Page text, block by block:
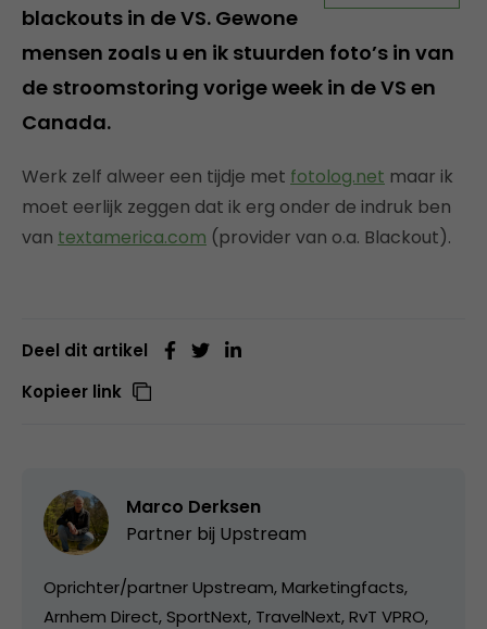
blackouts in de VS. Gewone
mensen zoals u en ik stuurden foto’s in van
de stroomstoring vorige week in de VS en
Canada.
Werk zelf alweer een tijdje met fotolog.net maar ik
moet eerlijk zeggen dat ik erg onder de indruk ben
van textamerica.com (provider van o.a. Blackout).
Deel dit artikel
Kopieer link
Marco Derksen
Partner bij Upstream
Oprichter/partner Upstream, Marketingfacts,
Arnhem Direct, SportNext, TravelNext, RvT VPRO,